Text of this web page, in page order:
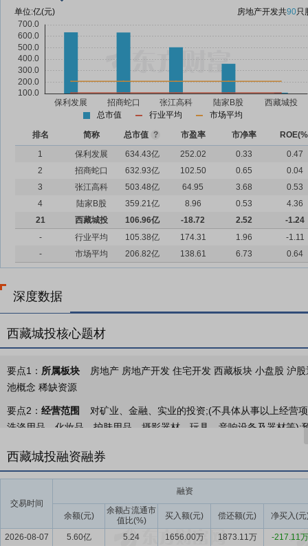
单位:亿(元) 房地产开发共90只
总市值 行业平均 市场平均
排名 简称 总市值 ? 市盈率 市净率
1
保利发展 634.43亿 252.02 0.33
0.47
2
招商蛇口 632.93亿 102.50 0.65
0.04
3
张江高科 503.48亿 64.95 3.68
0.53
4
陆家B股 359.21亿 8.96 0.53
4.36
21
西藏城投 106.96亿 -18.72 2.52
-1.24
-
行业平均 105.38亿 174.31 1.96
-1.11
-
市场平均 206.82亿 138.61 6.73 0.64
深度数据
西藏城投核心题材
要点1： 所属板块
房地产 房地产开发 住宅开发 西藏板块 小盘股 沪
池概念 稀缺资源
要点2： 经营范围
对矿业、金融、实业的投资;(不具体从事以上经营
洗涤用品、化妆品、护肤用品、摄影器材、玩具、音响设备及器材等
营管理，其房地产产品以销售为主，租赁为辅，并部分持有经营。公
房地产行业
国家统计局数据显示，2025年全国房地产开发
工面积同比下降20.4%，竣工面积同比下降18.1%，供给端在“严控增
西藏城投融资融券
交易时间
融资
余额(元)
余额占流通市
值比(%)
买入额(元) 偿还额(元) 净买入(元
2026-08-07 5.60亿 5.24 1656.00万 1873.11万
-217.11万